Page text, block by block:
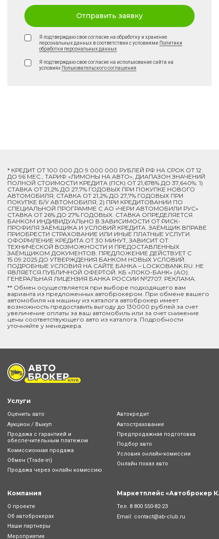
Отправить заявку
Я подтверждаю свое согласие на обработку и хранение
персональных данных в соответствии с условиями Политики
обработки персональных данных
Я подтверждаю свое согласие на использование сайта на
условиях Пользовательского соглашения
* КРЕДИТ ОТ 100 000 ДО 9 000 000 РУБЛЕЙ РФ НА СРОК ОТ 12
ДО 96 МЕС., ТАРИФ «ЛИМОНЫ НА АВТО», ДИАПАЗОН ЗНАЧЕНИЙ
ПОЛНОЙ СТОИМОСТИ КРЕДИТА (ПСК) ОТ 21,678% ДО 37,640%: 1)
СТАВКА ОТ 21,2% ДО 27,7% ГОДОВЫХ ПРИ ПОКУПКЕ НОВОГО
АВТОМОБИЛЯ; СТАВКА ОТ 21,2% ДО 27,7% ГОДОВЫХ ПРИ
ПОКУПКЕ Б/У АВТОМОБИЛЯ; 2) ПРИ КРЕДИТОВАНИИ ПО
СПЕЦИАЛЬНОЙ ПРОГРАММЕ C АО «ЧЕРИ АВТОМОБИЛИ РУС»
СТАВКА ОТ 26% ДО 27% ГОДОВЫХ. СТАВКА ОПРЕДЕЛЯЕТСЯ
БАНКОМ ИНДИВИДУАЛЬНО В ЗАВИСИМОСТИ ОТ РИСК-
ПРОФИЛЯ ЗАЁМЩИКА И УСЛОВИЙ КРЕДИТА. ЗАЁМЩИК ВПРАВЕ
ПРИОБРЕСТИ СТРАХОВАНИЕ ИЛИ ИНЫЕ ПЛАТНЫЕ УСЛУГИ.
ОФОРМЛЕНИЕ КРЕДИТА ОТ 30 МИНУТ, ЗАВИСИТ ОТ
ТЕХНИЧЕСКОЙ ВОЗМОЖНОСТИ И ПРЕДОСТАВЛЕННЫХ
ЗАЁМЩИКОМ ДОКУМЕНТОВ. ПРЕДЛОЖЕНИЕ ДЕЙСТВУЕТ С
15.09.2025 ДО УТВЕРЖДЕНИЯ БАНКОМ НОВЫХ УСЛОВИЙ.
ПОДРОБНЫЕ УСЛОВИЯ НА САЙТЕ БАНКА – LOCKOBANK.RU. НЕ
ЯВЛЯЕТСЯ ПУБЛИЧНОЙ ОФЕРТОЙ. КБ «ЛОКО-БАНК» (АО).
ГЕНЕРАЛЬНАЯ ЛИЦЕНЗИЯ БАНКА РОССИИ №2707. РЕКЛАМА.
** Обмен осуществляется при выборе подходящего вам
варианта из предложенных автоброкером. При обмене вашего
автомобиля на машину из каталога автоброкер имеет
возможность предоставить выгоду до 130000 рублей за счет
увеличение оплаты за ваш автомобиль или за счет снижение
цены соответствующего авто из каталога. Подробности
уточняйте у менеджера.
Услуги
Оценить авто
Аукцион / Выкуп
Продажа с гарантией и
обеспечительным платежом
Комиссионная продажа
Обмен (Trade-in)
Продажа через онлайн комиссию
Автокредит
Автострахование
Предпродажная подготовка
Подбор авто
Условия онлайн-комиcсии
Онлайн показ авто
Компания
О проекте
Об автоброкерах
Наши партнеры
Мероприятия
Маркетплейс «Автоброкер
Тел. 8 800 550-82-23
Email: contact@ab-club.ru